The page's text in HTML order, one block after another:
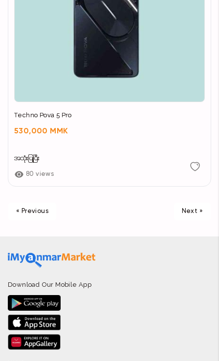
Techno Pova 5 Pro
530,000 MMK
အသုံးပြုပြီး
80 views
« Previous Next »
Download Our Mobile App